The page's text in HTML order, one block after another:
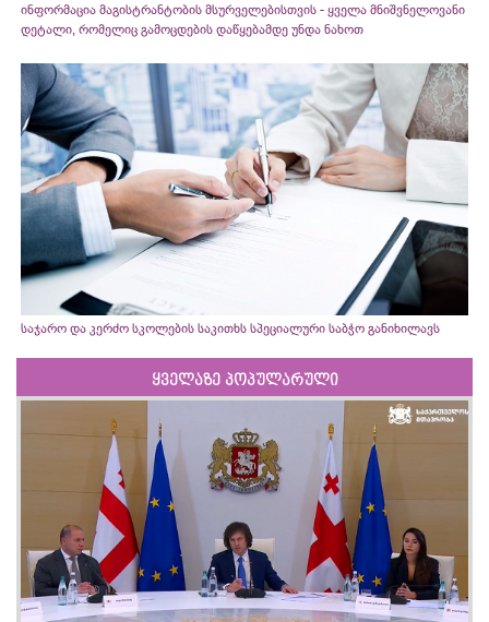
ინფორმაცია მაგისტრანტობის მსურველებისთვის - ყველა მნიშვნელოვანი
დეტალი, რომელიც გამოცდების დაწყებამდე უნდა ნახოთ
საჯარო და კერძო სკოლების საკითხს სპეციალური საბჭო განიხილავს
ყველაზე პოპულარული